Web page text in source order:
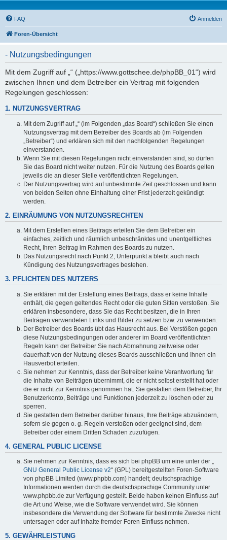
FAQ Anmelden
Foren-Übersicht
- Nutzungsbedingungen
Mit dem Zugriff auf „“ („https://www.gottschee.de/phpBB_01“) wird
zwischen Ihnen und dem Betreiber ein Vertrag mit folgenden
Regelungen geschlossen:
1. NUTZUNGSVERTRAG
Mit dem Zugriff auf „“ (im Folgenden „das Board“) schließen Sie einen
Nutzungsvertrag mit dem Betreiber des Boards ab (im Folgenden
„Betreiber“) und erklären sich mit den nachfolgenden Regelungen
einverstanden.
Wenn Sie mit diesen Regelungen nicht einverstanden sind, so dürfen
Sie das Board nicht weiter nutzen. Für die Nutzung des Boards gelten
jeweils die an dieser Stelle veröffentlichten Regelungen.
Der Nutzungsvertrag wird auf unbestimmte Zeit geschlossen und kann
von beiden Seiten ohne Einhaltung einer Frist jederzeit gekündigt
werden.
2. EINRÄUMUNG VON NUTZUNGSRECHTEN
Mit dem Erstellen eines Beitrags erteilen Sie dem Betreiber ein
einfaches, zeitlich und räumlich unbeschränktes und unentgeltliches
Recht, Ihren Beitrag im Rahmen des Boards zu nutzen.
Das Nutzungsrecht nach Punkt 2, Unterpunkt a bleibt auch nach
Kündigung des Nutzungsvertrages bestehen.
3. PFLICHTEN DES NUTZERS
Sie erklären mit der Erstellung eines Beitrags, dass er keine Inhalte
enthält, die gegen geltendes Recht oder die guten Sitten verstoßen. Sie
erklären insbesondere, dass Sie das Recht besitzen, die in Ihren
Beiträgen verwendeten Links und Bilder zu setzen bzw. zu verwenden.
Der Betreiber des Boards übt das Hausrecht aus. Bei Verstößen gegen
diese Nutzungsbedingungen oder anderer im Board veröffentlichten
Regeln kann der Betreiber Sie nach Abmahnung zeitweise oder
dauerhaft von der Nutzung dieses Boards ausschließen und Ihnen ein
Hausverbot erteilen.
Sie nehmen zur Kenntnis, dass der Betreiber keine Verantwortung für
die Inhalte von Beiträgen übernimmt, die er nicht selbst erstellt hat oder
die er nicht zur Kenntnis genommen hat. Sie gestatten dem Betreiber, Ihr
Benutzerkonto, Beiträge und Funktionen jederzeit zu löschen oder zu
sperren.
Sie gestatten dem Betreiber darüber hinaus, Ihre Beiträge abzuändern,
sofern sie gegen o. g. Regeln verstoßen oder geeignet sind, dem
Betreiber oder einem Dritten Schaden zuzufügen.
4. GENERAL PUBLIC LICENSE
Sie nehmen zur Kenntnis, dass es sich bei phpBB um eine unter der „
GNU General Public License v2“ (GPL) bereitgestellten Foren-Software
von phpBB Limited (www.phpbb.com) handelt; deutschsprachige
Informationen werden durch die deutschsprachige Community unter
www.phpbb.de zur Verfügung gestellt. Beide haben keinen Einfluss auf
die Art und Weise, wie die Software verwendet wird. Sie können
insbesondere die Verwendung der Software für bestimmte Zwecke nicht
untersagen oder auf Inhalte fremder Foren Einfluss nehmen.
5. GEWÄHRLEISTUNG